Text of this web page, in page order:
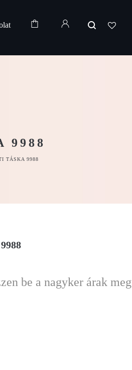
9988
TÁSKA 9988
be a nagyker árak